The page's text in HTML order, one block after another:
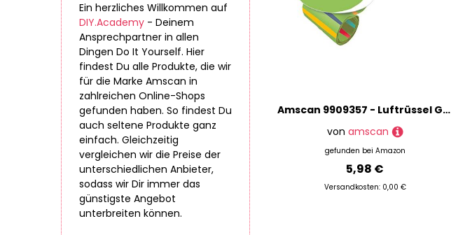
Ein herzliches Willkommen auf
DIY.Academy - Deinem
Ansprechpartner in allen
Dingen Do It Yourself. Hier
findest Du alle Produkte, die wir
für die Marke Amscan in
zahlreichen Online-Shops
gefunden haben. So findest Du
auch seltene Produkte ganz
einfach. Gleichzeitig
vergleichen wir die Preise der
unterschiedlichen Anbieter,
sodass wir Dir immer das
günstigste Angebot
unterbreiten können.
Amscan 9909357 - Luftrüssel Get Wild, 8 Stück, 30 cm, Plastik / Papier, Kindergeburtstag, Krachmacher, Tröte
von amscan
gefunden bei Amazon
5,98 €
Versandkosten: 0,00 €